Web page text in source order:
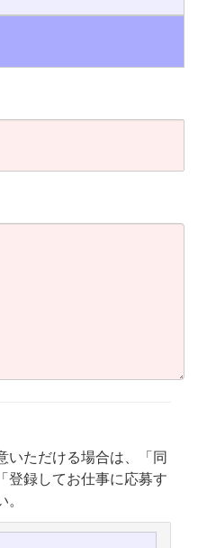
いただける場合は、「同
登録してお仕事に応募す